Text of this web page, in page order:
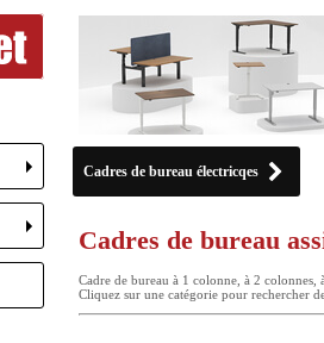
Cadres de bureau électricqes
Cadres de bureau
Cadre de bureau à 1 colonne, à 2 colonnes,
Cliquez sur une catégorie pour rechercher
+
+